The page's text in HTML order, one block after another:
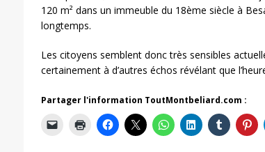
120 m² dans un immeuble du 18ème siècle à
longtemps.
Les citoyens semblent donc très sensibles
certainement à d’autres échos révélant que
Partager l'information ToutMontbeliard.com :